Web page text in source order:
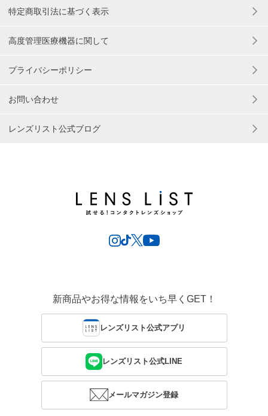
特定商取引法に基づく表示
高度管理医療機器に関して
プライバシーポリシー
お問い合わせ
レンズリスト公式ブログ
新商品やお得な情報をいち早くGET！
レンズリスト公式アプリ
レンズリスト公式LINE
メールマガジン登録